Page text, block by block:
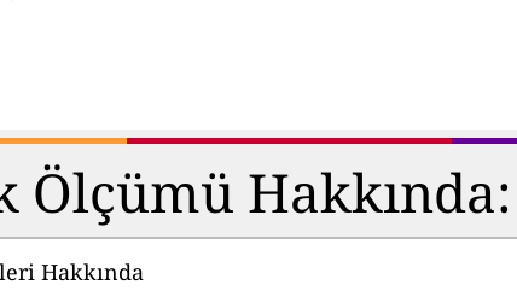
Hakkında:
Hakkında